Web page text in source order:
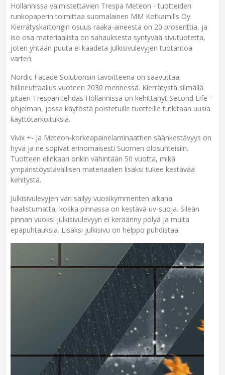
Hollannissa valmistettavien Trespa Meteon - tuotteiden
runkopaperin toimittaa suomalainen MM Kotkamills Oy.
Kierrätyskartongin osuus raaka-aineesta on 20 prosenttia, ja
iso osa materiaalista on sahauksesta syntyvää sivutuotetta,
joten yhtään puuta ei kaadeta julkisivulevyjen tuotantoa
varten.
Nordic Facade Solutionsin tavoitteena on saavuttaa
hiilineutraalius vuoteen 2030 mennessä. Kierrätystä silmällä
pitäen Trespan tehdas Hollannissa on kehittänyt Second Life -
ohjelman, jossa käytöstä poistetuille tuotteille tutkitaan uusia
käyttötarkoituksia.
Vivix +- ja Meteon-korkeapainelaminaattien säänkestävyys on
hyvä ja ne sopivat erinomaisesti Suomen olosuhteisiin.
Tuotteen elinkaari onkin vähintään 50 vuotta, mikä
ympäristöystävällisen materiaalien lisäksi tukee kestävää
kehitystä.
Julkisivulevyjen väri säilyy vuosikymmenten aikana
haalistumatta, koska pinnassa on kestävä uv-suoja. Sileän
pinnan vuoksi julkisivulevyyn ei keräänny pölyä ja muita
epäpuhtauksia. Lisäksi julkisivu on helppo puhdistaa.